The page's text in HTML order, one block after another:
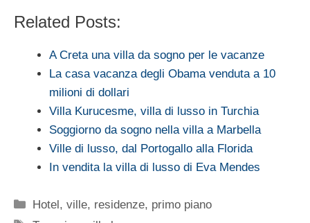
Related Posts:
A Creta una villa da sogno per le vacanze
La casa vacanza degli Obama venduta a 10
milioni di dollari
Villa Kurucesme, villa di lusso in Turchia
Soggiorno da sogno nella villa a Marbella
Ville di lusso, dal Portogallo alla Florida
In vendita la villa di lusso di Eva Mendes
Categorie
Hotel, ville, residenze, primo piano